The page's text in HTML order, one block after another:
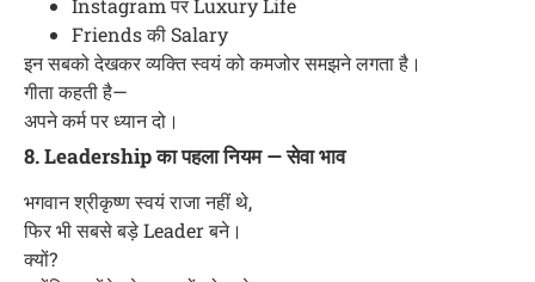
Instagram पर Luxury Life
Friends की Salary
इन सबको देखकर व्यक्ति स्वयं को कमजोर समझने लगता है।
गीता कहती है—
अपने कर्म पर ध्यान दो।
8. Leadership का पहला नियम — सेवा भाव
भगवान श्रीकृष्ण स्वयं राजा नहीं थे,
फिर भी सबसे बड़े Leader बने।
क्यों?